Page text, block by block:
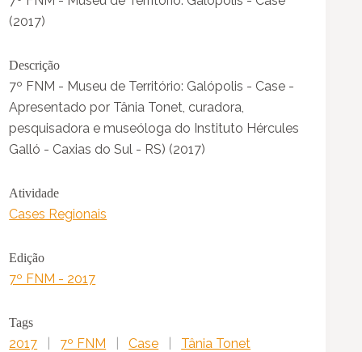
(2017)
Descrição
7º FNM - Museu de Território: Galópolis - Case -
Apresentado por Tânia Tonet, curadora,
pesquisadora e museóloga do Instituto Hércules
Galló - Caxias do Sul - RS) (2017)
Atividade
Cases Regionais
Edição
7º FNM - 2017
Tags
2017 7º FNM Case Tânia Tonet